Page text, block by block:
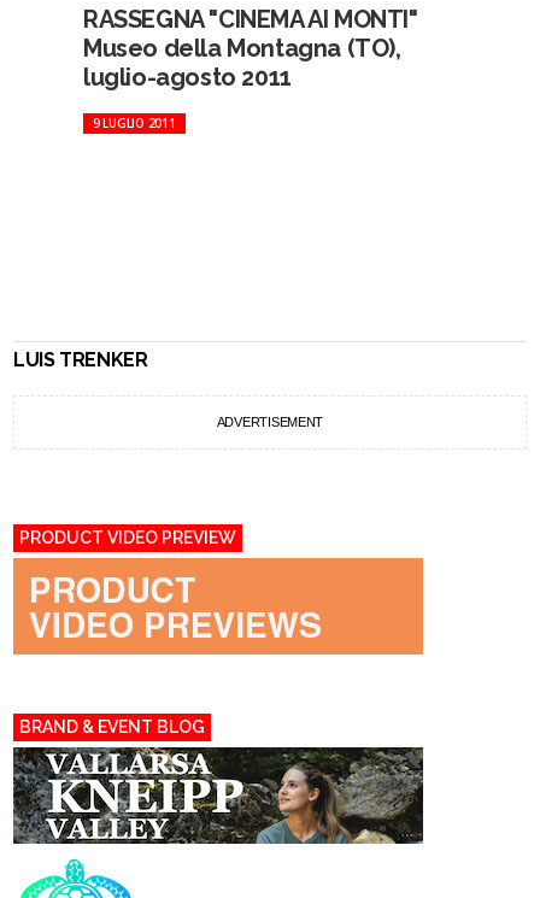
RASSEGNA "CINEMA AI MONTI"
Museo della Montagna (TO),
luglio-agosto 2011
9 LUGLIO 2011
LUIS TRENKER
ADVERTISEMENT
PRODUCT VIDEO PREVIEW
BRAND & EVENT BLOG